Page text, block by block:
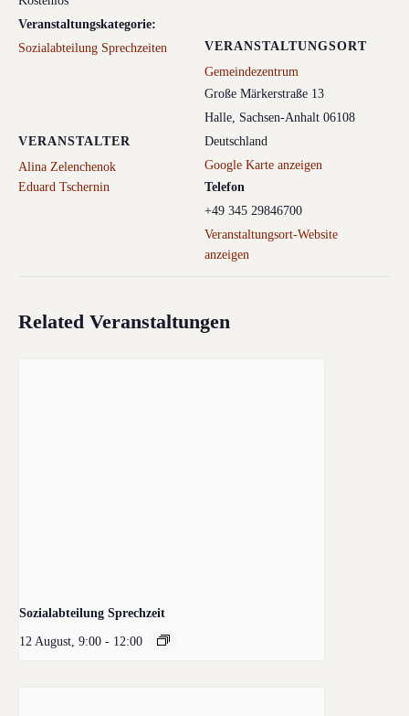
Veranstaltungskategorie:
Sozialabteilung Sprechzeiten
VERANSTALTER
Alina Zelenchenok
Eduard Tschernin
VERANSTALTUNGSORT
Gemeindezentrum
Große Märkerstraße 13
Halle, Sachsen-Anhalt 06108
Deutschland
Google Karte anzeigen
Telefon
+49 345 29846700
Veranstaltungsort-Website
anzeigen
Related Veranstaltungen
Sozialabteilung Sprechzeit
12 August, 9:00 - 12:00